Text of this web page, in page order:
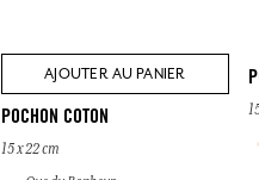
AJOUTER AU PANIER
POCHON COTON
15 x 22 cm